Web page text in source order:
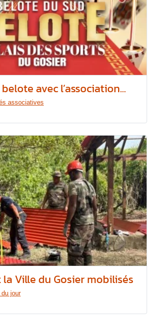
avec l’association...
associatives
la Ville du Gosier mobilisés
du jour